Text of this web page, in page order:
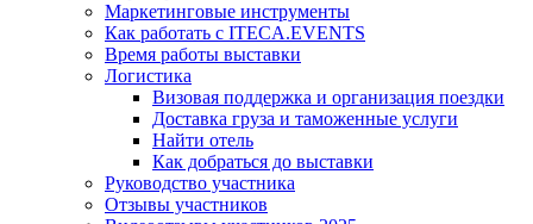
Маркетинговые инструменты
Как работать с ITECA.EVENTS
Время работы выставки
Логистика
Визовая поддержка и организация поездки
Доставка груза и таможенные услуги
Найти отель
Как добраться до выставки
Руководство участника
Отзывы участников